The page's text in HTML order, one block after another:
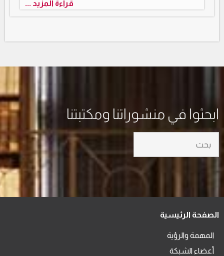
قراءة المزيد ...
ابحثوا في منشوراتنا ومكتبتنا
الصفحة الرئيسية
المهمة والرؤية
أعضاء الشبكة